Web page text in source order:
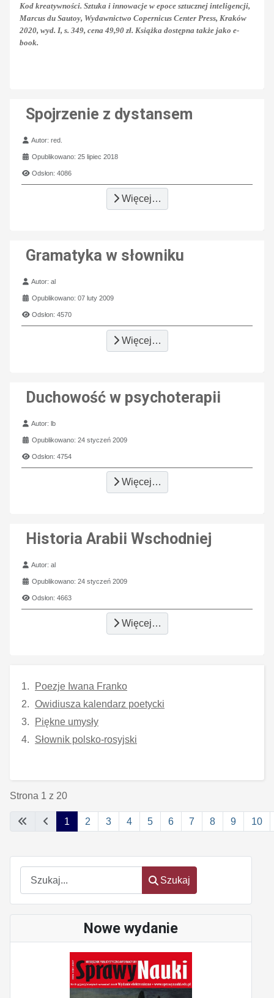
Szukaj
Szukaj
Nowe wydanie
Kod kreatywności. Sztuka i innowacje w epoce sztucznej inteligencji,
Marcus du Sautoy, Wydawnictwo Copernicus Center Press, Kraków
2020, wyd. I, s. 349, cena 49,90 zł. Książka dostępna także jako e-
book.
Spojrzenie z dystansem
Szczegóły
Autor:red.
Opublikowano: 25 lipiec 2018
Odsłon: 4086
Więcej…
Gramatyka w słowniku
Szczegóły
Autor:al
Opublikowano: 07 luty 2009
Odsłon: 4570
Więcej…
Duchowość w psychoterapii
Szczegóły
Autor:lb
Opublikowano: 24 styczeń 2009
Odsłon: 4754
Więcej…
Historia Arabii Wschodniej
Szczegóły
Autor:al
Opublikowano: 24 styczeń 2009
Odsłon: 4663
Więcej…
Poezje Iwana Franko
Owidiusza kalendarz poetycki
Piękne umysły
Słownik polsko-rosyjski
Strona 1 z 20
1 2 3 4 5 6 7 8 9 10